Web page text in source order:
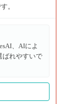
。
、AIによ
ばれやすいで